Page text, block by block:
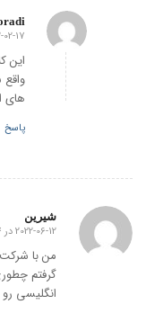
2022-02-
این
های
پاسخ
شیرین
گفته:
2022-06-12 در 11:34
من با
گرفتم
انگلیسی